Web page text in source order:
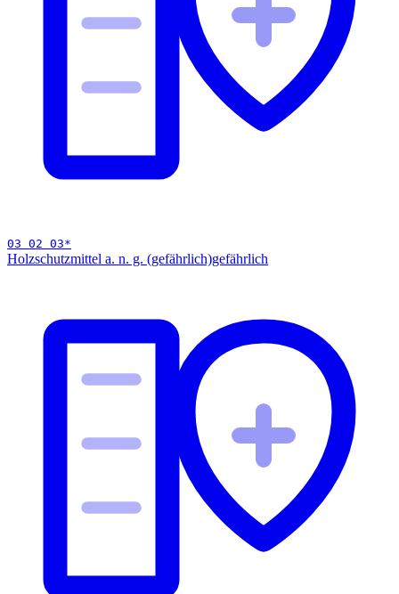
03 02 03*
Holzschutzmittel a. n. g. (gefährlich)gefährlich